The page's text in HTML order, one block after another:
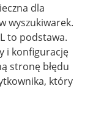
dla
wyszukiwarek.
to podstawa.
i konfigurację
stronę błędu
który